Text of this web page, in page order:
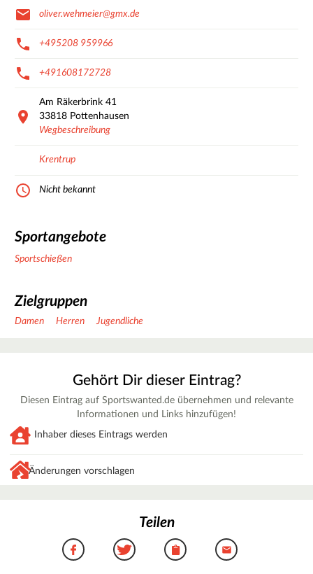
oliver.wehmeier@gmx.de
+495208 959966
+491608172728
Am Räkerbrink 41
33818 Pottenhausen
Wegbeschreibung
Krentrup
Nicht bekannt
Sportangebote
Sportschießen
Zielgruppen
Damen Herren Jugendliche
Gehört Dir dieser Eintrag?
Diesen Eintrag auf Sportswanted.de übernehmen und relevante
Informationen und Links hinzufügen!
Inhaber dieses Eintrags werden
Änderungen vorschlagen
Teilen